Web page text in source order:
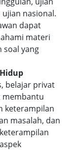
nasional.
dapat
materi
soal yang
belajar privat
membantu
keterampilan
masalah, dan